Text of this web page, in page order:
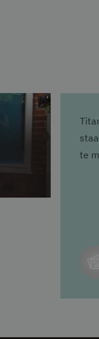
te